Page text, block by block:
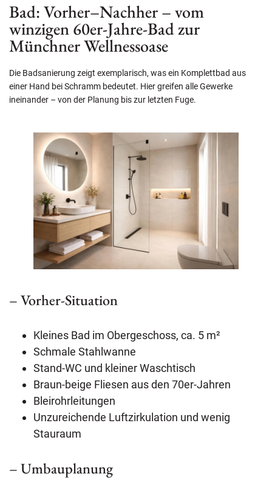
Bad: Vorher–Nachher – vom
winzigen 60er-Jahre-Bad zur
Münchner Wellnessoase
Die Badsanierung zeigt exemplarisch, was ein Komplettbad aus
einer Hand bei Schramm bedeutet. Hier greifen alle Gewerke
ineinander – von der Planung bis zur letzten Fuge.
– Vorher-Situation
Kleines Bad im Obergeschoss, ca. 5 m²
Schmale Stahlwanne
Stand-WC und kleiner Waschtisch
Braun-beige Fliesen aus den 70er-Jahren
Bleirohrleitungen
Unzureichende Luftzirkulation und wenig
Stauraum
– Umbauplanung